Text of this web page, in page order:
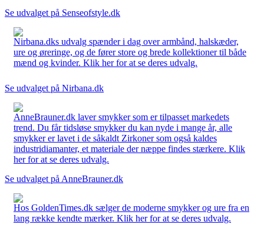
Se udvalget på Senseofstyle.dk
Nirbana.dks udvalg spænder i dag over armbånd, halskæder,
ure og øreringe, og de fører store og brede kollektioner til både
mænd og kvinder. Klik her for at se deres udvalg.
Se udvalget på Nirbana.dk
AnneBrauner.dk laver smykker som er tilpasset markedets
trend. Du får tidsløse smykker du kan nyde i mange år, alle
smykker er lavet i de såkaldt Zirkoner som også kaldes
industridiamanter, et materiale der næppe findes stærkere. Klik
her for at se deres udvalg.
Se udvalget på AnneBrauner.dk
Hos GoldenTimes.dk sælger de moderne smykker og ure fra en
lang række kendte mærker. Klik her for at se deres udvalg.